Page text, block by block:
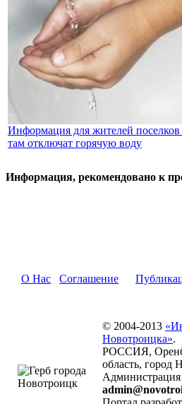
Информация для жителей
там отключат горячую воду
Информация, рекомендовано к
О Нас Соглашение
© 2004-2013
Новотроицка».
РОССИЯ,
область, город
Администрация